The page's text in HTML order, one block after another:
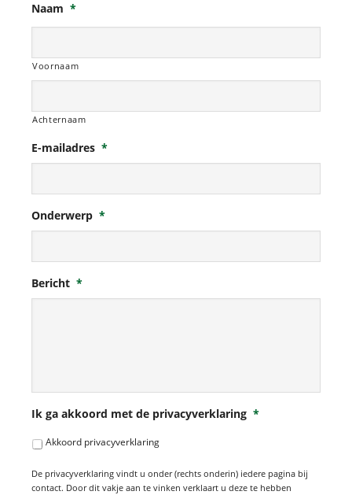
Naam *
Voornaam
Achternaam
E-mailadres *
Onderwerp *
Bericht *
Ik ga akkoord met de privacyverklaring *
Akkoord privacyverklaring
De privacyverklaring vindt u onder (rechts onderin) iedere pagina bij
contact. Door dit vakje aan te vinken verklaart u deze te hebben